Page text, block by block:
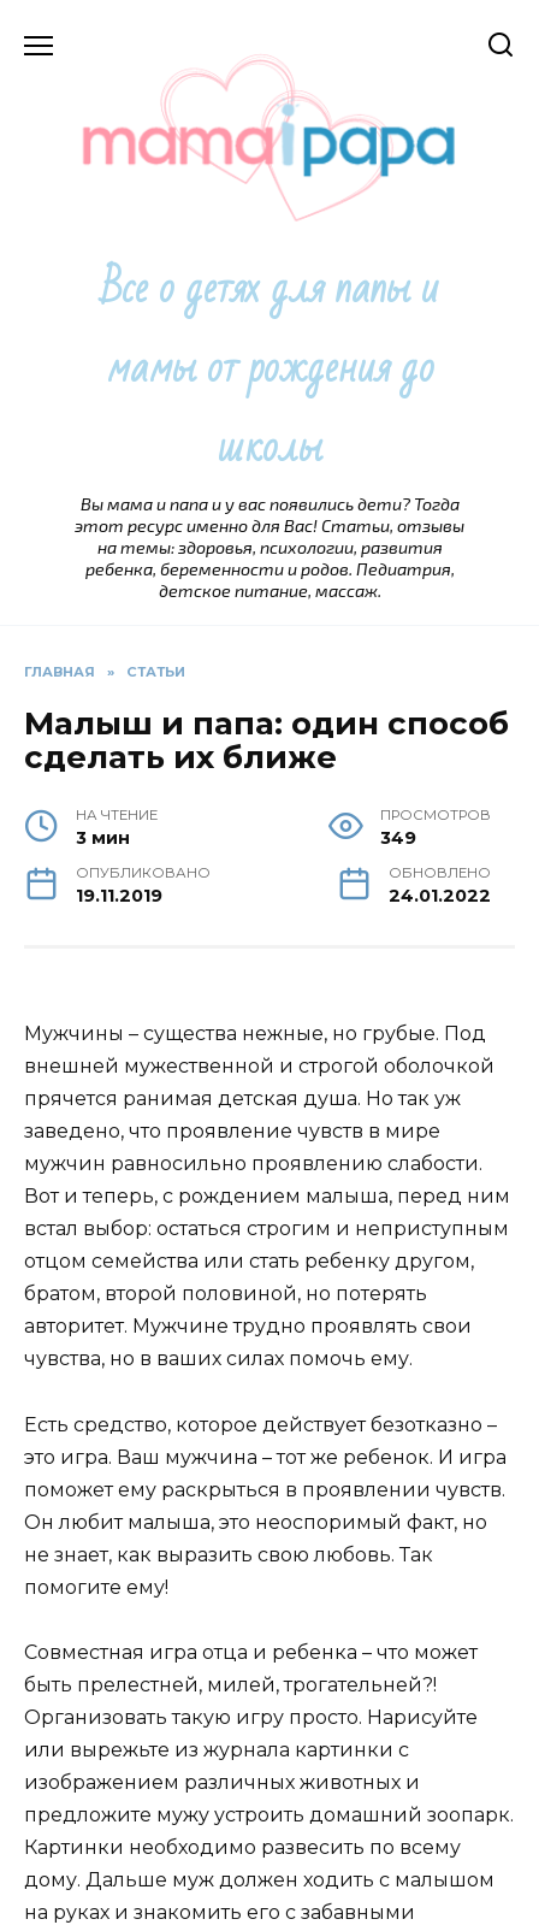
Все о детях для папы и
мамы от рождения до
школы
Вы мама и папа и у вас появились дети? Тогда
этот ресурс именно для Вас! Статьи, отзывы
на темы: здоровья, психологии, развития
ребенка, беременности и родов. Педиатрия,
детское питание, массаж.
ГЛАВНАЯ » СТАТЬИ
Малыш и папа: один способ
сделать их ближе
НА ЧТЕНИЕ
3 мин
ПРОСМОТРОВ
349
ОПУБЛИКОВАНО
19.11.2019
ОБНОВЛЕНО
24.01.2022
Мужчины – существа нежные, но грубые. Под
внешней мужественной и строгой оболочкой
прячется ранимая детская душа. Но так уж
заведено, что проявление чувств в мире
мужчин равносильно проявлению слабости.
Вот и теперь, с рождением малыша, перед ним
встал выбор: остаться строгим и неприступным
отцом семейства или стать ребенку другом,
братом, второй половиной, но потерять
авторитет. Мужчине трудно проявлять свои
чувства, но в ваших силах помочь ему.
Есть средство, которое действует безотказно –
это игра. Ваш мужчина – тот же ребенок. И игра
поможет ему раскрыться в проявлении чувств.
Он любит малыша, это неоспоримый факт, но
не знает, как выразить свою любовь. Так
помогите ему!
Совместная игра отца и ребенка – что может
быть прелестней, милей, трогательней?!
Организовать такую игру просто. Нарисуйте
или вырежьте из журнала картинки с
изображением различных животных и
предложите мужу устроить домашний зоопарк.
Картинки необходимо развесить по всему
дому. Дальше муж должен ходить с малышом
на руках и знакомить его с забавными